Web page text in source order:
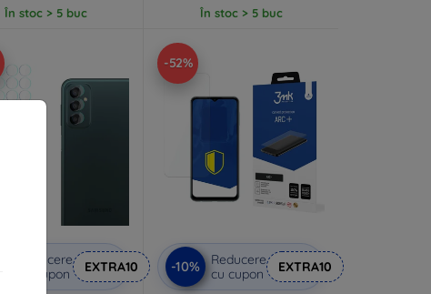
În stoc > 5 buc În stoc > 5 buc
Reducere
cu cupon
EXTRA10
-52%
-10%
Reducere
cu cupon
EXTRA10